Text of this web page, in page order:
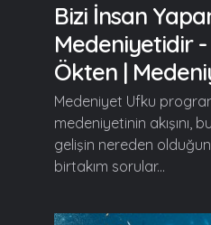
Bizi İnsan
Medeniyetidir
Ökten |
Medeniyet Ufku
medeniyetinin akışını,
gelişin nereden
birtakım sorular...